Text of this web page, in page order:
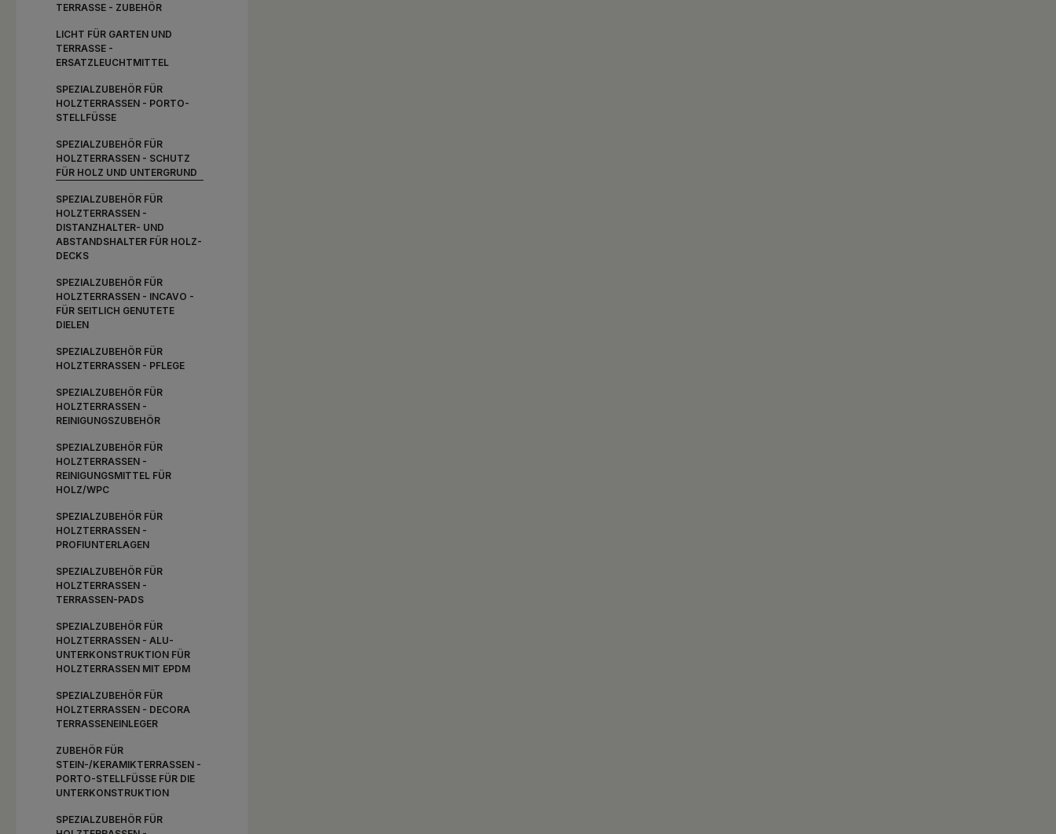
TERRASSE - ZUBEHÖR
LICHT FÜR GARTEN UND
TERRASSE -
ERSATZLEUCHTMITTEL
SPEZIALZUBEHÖR FÜR
HOLZTERRASSEN - PORTO-
STELLFÜSSE
SPEZIALZUBEHÖR FÜR
HOLZTERRASSEN - SCHUTZ
FÜR HOLZ UND UNTERGRUND
SPEZIALZUBEHÖR FÜR
HOLZTERRASSEN -
DISTANZHALTER- UND
ABSTANDSHALTER FÜR HOLZ-
DECKS
SPEZIALZUBEHÖR FÜR
HOLZTERRASSEN - INCAVO -
FÜR SEITLICH GENUTETE
DIELEN
SPEZIALZUBEHÖR FÜR
HOLZTERRASSEN - PFLEGE
SPEZIALZUBEHÖR FÜR
HOLZTERRASSEN -
REINIGUNGSZUBEHÖR
SPEZIALZUBEHÖR FÜR
HOLZTERRASSEN -
REINIGUNGSMITTEL FÜR
HOLZ/WPC
SPEZIALZUBEHÖR FÜR
HOLZTERRASSEN -
PROFIUNTERLAGEN
SPEZIALZUBEHÖR FÜR
HOLZTERRASSEN -
TERRASSEN-PADS
SPEZIALZUBEHÖR FÜR
HOLZTERRASSEN - ALU-
UNTERKONSTRUKTION FÜR
HOLZTERRASSEN MIT EPDM
SPEZIALZUBEHÖR FÜR
HOLZTERRASSEN - DECORA
TERRASSENEINLEGER
ZUBEHÖR FÜR
STEIN-/KERAMIKTERRASSEN -
PORTO-STELLFÜSSE FÜR DIE U
NTERKONSTRUKTION
SPEZIALZUBEHÖR FÜR